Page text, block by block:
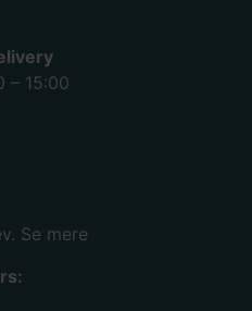
– 15:00
Se mere